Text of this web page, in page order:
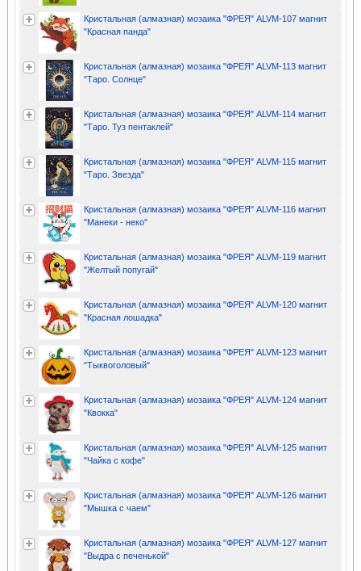
Кристальная (алмазная) мозаика "ФРЕЯ" ALVM-107 магнит
"Красная панда"
Кристальная (алмазная) мозаика "ФРЕЯ" ALVM-113 магнит
"Таро. Солнце"
Кристальная (алмазная) мозаика "ФРЕЯ" ALVM-114 магнит
"Таро. Туз пентаклей"
Кристальная (алмазная) мозаика "ФРЕЯ" ALVM-115 магнит
"Таро. Звезда"
Кристальная (алмазная) мозаика "ФРЕЯ" ALVM-116 магнит
"Манеки - неко"
Кристальная (алмазная) мозаика "ФРЕЯ" ALVM-119 магнит
"Желтый попугай"
Кристальная (алмазная) мозаика "ФРЕЯ" ALVM-120 магнит
"Красная лошадка"
Кристальная (алмазная) мозаика "ФРЕЯ" ALVM-123 магнит
"Тыквоголовый"
Кристальная (алмазная) мозаика "ФРЕЯ" ALVM-124 магнит
"Квокка"
Кристальная (алмазная) мозаика "ФРЕЯ" ALVM-125 магнит
"Чайка с кофе"
Кристальная (алмазная) мозаика "ФРЕЯ" ALVM-126 магнит
"Мышка с чаем"
Кристальная (алмазная) мозаика "ФРЕЯ" ALVM-127 магнит
"Выдра с печенькой"